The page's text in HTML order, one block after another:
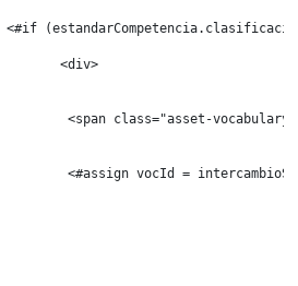
<#if
<div>
<span class="asset-
<#assign vocId =